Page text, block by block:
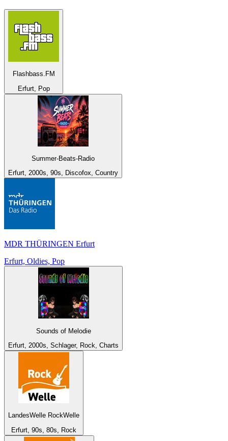
Flashbass.FM
Erfurt, Pop
Summer-Beats-Radio
Erfurt, 2000s, 90s, Discofox, Country
MDR THÜRINGEN Erfurt
Erfurt, Oldies, Pop
Sounds of Melodie
Erfurt, 2000s, Schlager, Rock, Charts
LandesWelle RockWelle
Erfurt, 90s, 80s, Rock